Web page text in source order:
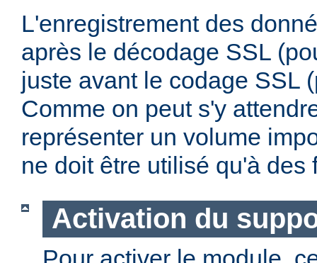
L'enregistrement des
après le décodage SSL
juste avant le codage SSL
Comme on peut s'y
représenter un volume
ne doit être utilisé qu'à des
Activation du